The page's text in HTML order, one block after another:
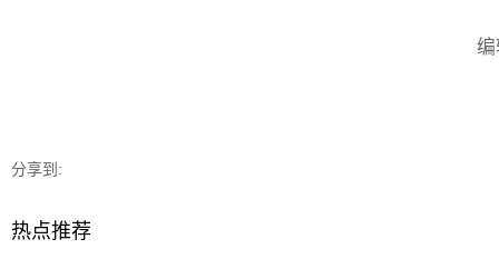
分享到:
热点推荐